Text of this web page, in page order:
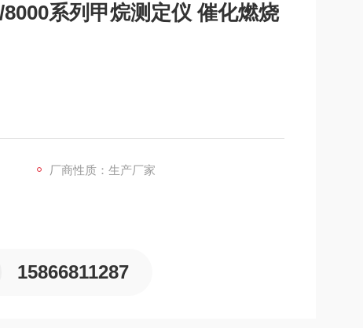
系列甲烷测定仪 催化燃烧
厂商性质：生产厂家
15866811287